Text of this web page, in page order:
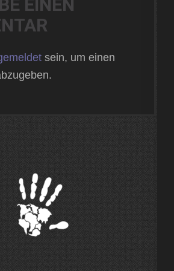
EINEN
sein, um einen